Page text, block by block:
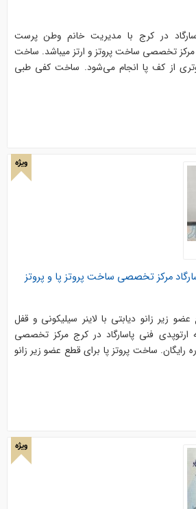
در کرج با مدیریت خانم وطن پرست
مرکز تخصصی ساخت پروتز و ارتز میباشد. ساخت
از کف پا انجام می‌شود. ساخت کفی طبی
ویژه
مرکز تخصصی ساخت پروتز پا و پروتز
زیر زانو دیابتی با لاینر سیلیکونی و قفل
فنی پاسارگاد در کرج مرکز تخصصی
رایگان. ساخت پروتز پا برای قطع عضو زیر زانو
ویژه